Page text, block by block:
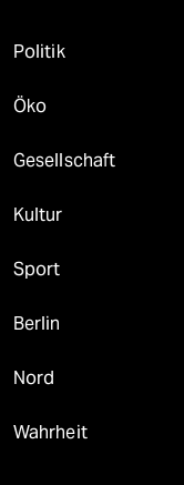
Politik
Öko
Gesellschaft
Kultur
Sport
Berlin
Nord
Wahrheit